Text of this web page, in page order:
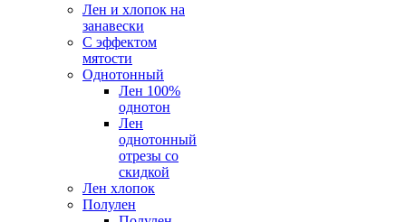
Лен и хлопок на
занавески
С эффектом
мятости
Однотонный
Лен 100%
однотон
Лен
однотонный
отрезы со
скидкой
Лен хлопок
Полулен